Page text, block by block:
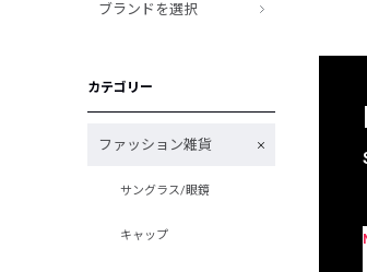
ブランドを選択
カテゴリー
ファッション雑貨
サングラス/眼鏡
キャップ